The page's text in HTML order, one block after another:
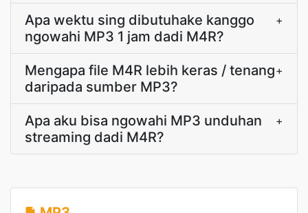
Apa wektu sing dibutuhake kanggo
ngowahi MP3 1 jam dadi M4R?
+
Mengapa file M4R lebih keras / tenang
daripada sumber MP3?
+
Apa aku bisa ngowahi MP3 unduhan
streaming dadi M4R?
+